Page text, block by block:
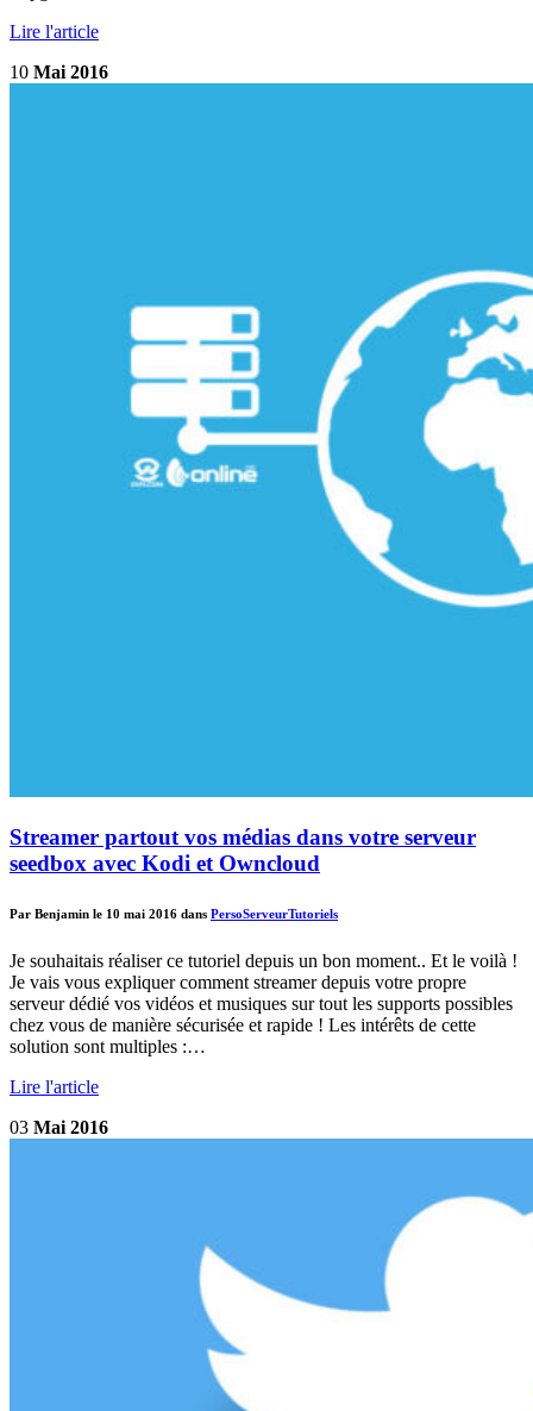
Lire l'article
10 Mai 2016
Streamer partout vos médias dans votre serveur
seedbox avec Kodi et Owncloud
Par Benjamin le 10 mai 2016 dans PersoServeurTutoriels
Je souhaitais réaliser ce tutoriel depuis un bon moment.. Et le voilà !
Je vais vous expliquer comment streamer depuis votre propre
serveur dédié vos vidéos et musiques sur tout les supports possibles
chez vous de manière sécurisée et rapide ! Les intérêts de cette
solution sont multiples :…
Lire l'article
03 Mai 2016